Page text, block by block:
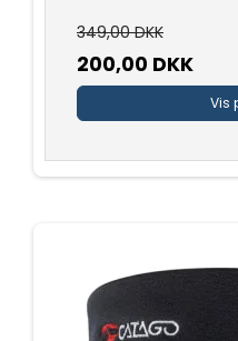
349,00 DKK
200,00 DKK
Vis